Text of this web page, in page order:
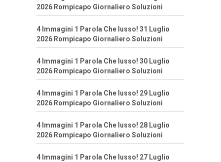
2026 Rompicapo Giornaliero Soluzioni
4 Immagini 1 Parola Che lusso! 31 Luglio
2026 Rompicapo Giornaliero Soluzioni
4 Immagini 1 Parola Che lusso! 30 Luglio
2026 Rompicapo Giornaliero Soluzioni
4 Immagini 1 Parola Che lusso! 29 Luglio
2026 Rompicapo Giornaliero Soluzioni
4 Immagini 1 Parola Che lusso! 28 Luglio
2026 Rompicapo Giornaliero Soluzioni
4 Immagini 1 Parola Che lusso! 27 Luglio